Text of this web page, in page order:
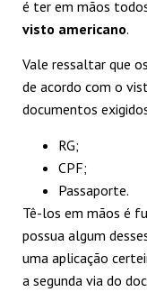
é ter em mãos
visto americano.
Vale ressaltar que
de acordo com o
documentos
RG;
CPF;
Passaporte.
Tê-los em mãos é
possua algum
uma aplicação
a segunda via do